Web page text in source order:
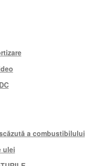
a combustibilului
ulei